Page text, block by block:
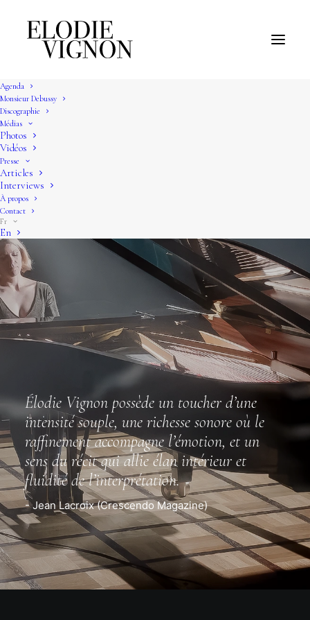
Agenda
Monsieur Debussy
Discographie
Médias
Photos
Vidéos
Presse
Articles
Interviews
À propos
Contact
Fr
En
Élodie Vignon possède un toucher d’une
intensité souple, une richesse sonore où le
raffinement accompagne l’émotion, et un
sens du récit qui allie élan intérieur et
fluidité de l’interprétation.
- Jean Lacroix (Crescendo Magazine)